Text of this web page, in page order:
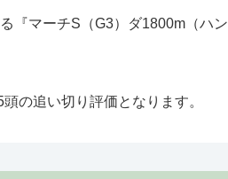
『マーチS（G3）ダ1800m（ハ
の追い切り評価となります。